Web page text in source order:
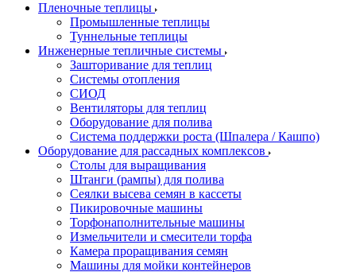
Пленочные теплицы
Промышленные теплицы
Туннельные теплицы
Инженерные тепличные системы
Зашторивание для теплиц
Системы отопления
СИОД
Вентиляторы для теплиц
Оборудование для полива
Система поддержки роста (Шпалера / Кашпо)
Оборудование для рассадных комплексов
Столы для выращивания
Штанги (рампы) для полива
Сеялки высева семян в кассеты
Пикировочные машины
Торфонаполнительные машины
Измельчители и смесители торфа
Камера проращивания семян
Машины для мойки контейнеров